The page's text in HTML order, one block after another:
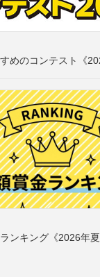
めのコンテスト《
ンキング《2026年夏